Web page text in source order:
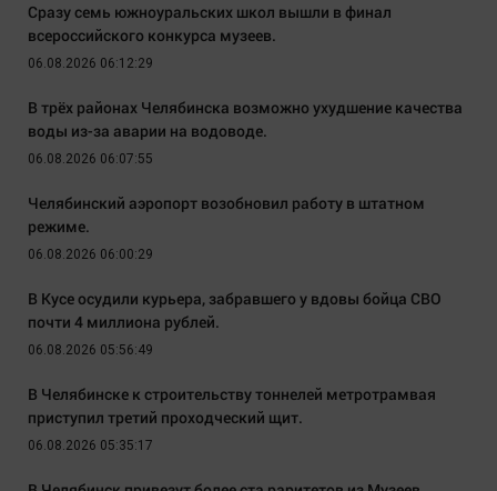
Сразу семь южноуральских школ вышли в финал
всероссийского конкурса музеев.
06.08.2026 06:12:29
В трёх районах Челябинска возможно ухудшение качества
воды из-за аварии на водоводе.
06.08.2026 06:07:55
Челябинский аэропорт возобновил работу в штатном
режиме.
06.08.2026 06:00:29
В Кусе осудили курьера, забравшего у вдовы бойца СВО
почти 4 миллиона рублей.
06.08.2026 05:56:49
В Челябинске к строительству тоннелей метротрамвая
приступил третий проходческий щит.
06.08.2026 05:35:17